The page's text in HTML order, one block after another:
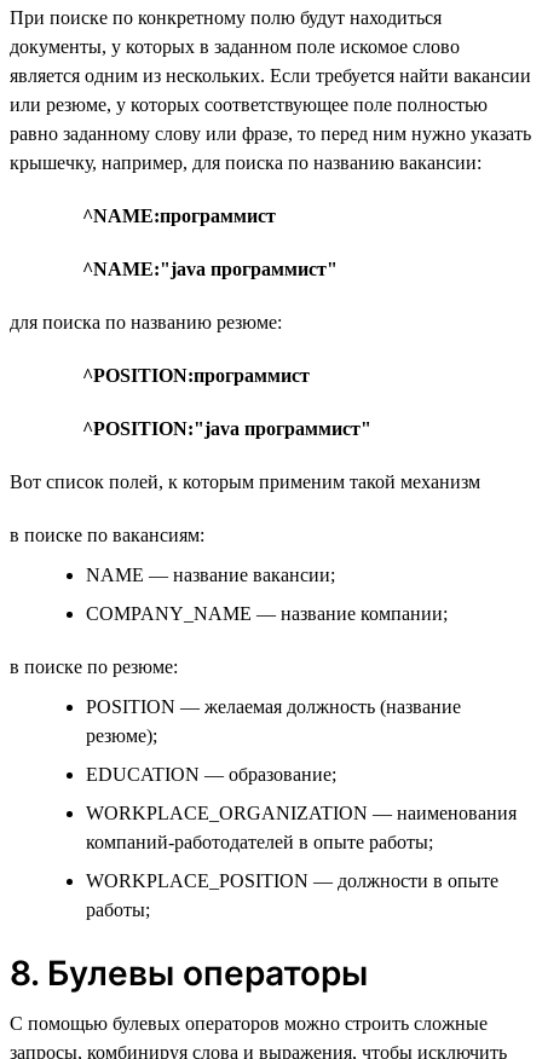
При поиске по конкретному полю будут находиться
документы, у которых в заданном поле искомое слово
является одним из нескольких. Если требуется найти вакансии
или резюме, у которых соответствующее поле полностью
равно заданному слову или фразе, то перед ним нужно указать
крышечку, например, для поиска по названию вакансии:
^NAME:программист
^NAME:"java программист"
для поиска по названию резюме:
^POSITION:программист
^POSITION:"java программист"
Вот список полей, к которым применим такой механизм
в поиске по вакансиям:
NAME — название вакансии;
COMPANY_NAME — название компании;
в поиске по резюме:
POSITION — желаемая должность (название
резюме);
EDUCATION — образование;
WORKPLACE_ORGANIZATION — наименования
компаний-работодателей в опыте работы;
WORKPLACE_POSITION — должности в опыте
работы;
8. Булевы операторы
С помощью булевых операторов можно строить сложные
запросы, комбинируя слова и выражения, чтобы исключить